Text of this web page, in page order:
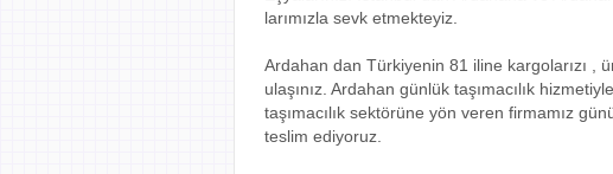
larımızla sevk etmekteyiz.
Ardahan dan Türkiyenin 81 iline kargolarızı ,
ulaşınız. Ardahan günlük taşımacılık
taşımacılık sektörüne yön veren firmamız
teslim ediyoruz.